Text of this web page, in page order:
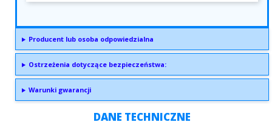
Producent lub osoba odpowiedzialna
Ostrzeżenia dotyczące bezpieczeństwa:
Warunki gwarancji
DANE TECHNICZNE